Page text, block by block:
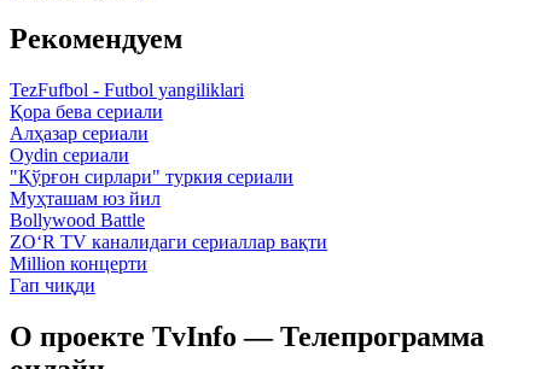
Рекомендуем
TezFufbol - Futbol yangiliklari
Қора бева сериали
Алҳазар сериали
Oydin сериали
"Қўрғон сирлари" туркия сериали
Муҳташам юз йил
Bollywood Battle
ZO‘R TV каналидаги сериаллар вақти
Million концерти
Гап чиқди
О проекте TvInfo — Телепрограмма